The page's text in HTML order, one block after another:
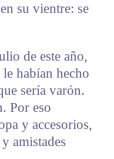
su vientre: se
de este año,
habían hecho
sería varón.
Por eso
y accesorios,
amistades